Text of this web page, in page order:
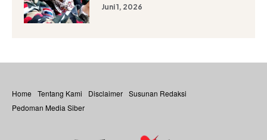
Juni 1, 2026
Home Tentang Kami Disclaimer Susunan Redaksi
Pedoman Media Siber